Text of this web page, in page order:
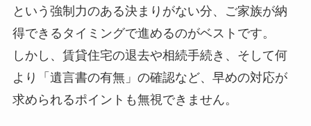
という強制力のある決まりがない分、ご家族が納
得できるタイミングで進めるのがベストです。
しかし、賃貸住宅の退去や相続手続き、そして何
より「遺言書の有無」の確認など、早めの対応が
求められるポイントも無視できません。